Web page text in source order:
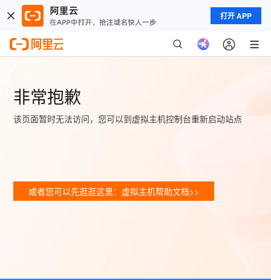
打开 APP
非常抱歉
该页面暂时无法访问，您可以到虚拟主机控制台重新启动站点
或者您可以先逛逛这里：虚拟主机帮助文档>>